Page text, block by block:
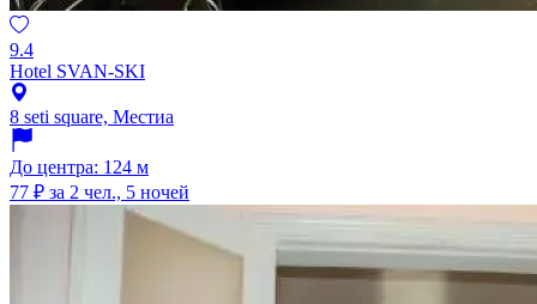
9.4
Hotel SVAN-SKI
8 seti square, Местиа
До центра: 124 м
77 ₽ за 2 чел., 5 ночей